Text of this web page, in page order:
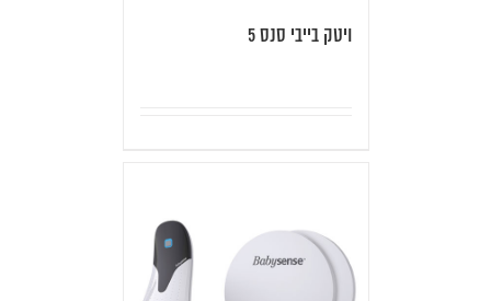
ויטק בייבי סנס 5